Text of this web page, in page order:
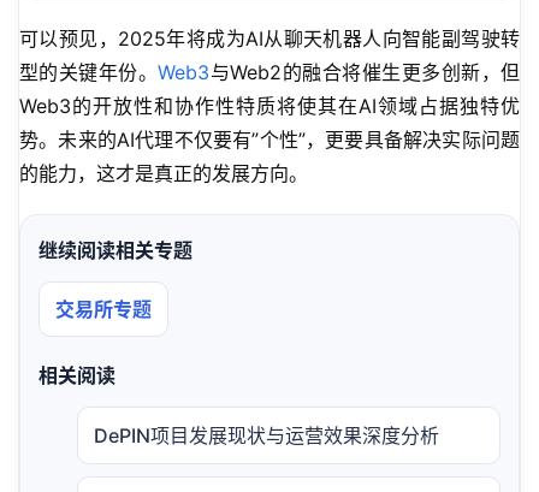
可以预见，2025年将成为AI从聊天机器人向智能副驾驶转
型的关键年份。Web3与Web2的融合将催生更多创新，但
Web3的开放性和协作性特质将使其在AI领域占据独特优
势。未来的AI代理不仅要有”个性”，更要具备解决实际问题
的能力，这才是真正的发展方向。
继续阅读相关专题
交易所专题
相关阅读
DePIN项目发展现状与运营效果深度分析